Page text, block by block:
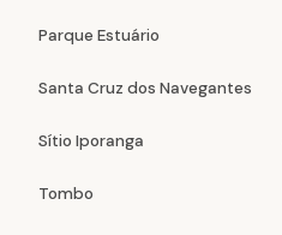
Parque Estuário
Santa Cruz dos Navegantes
Sítio Iporanga
Tombo